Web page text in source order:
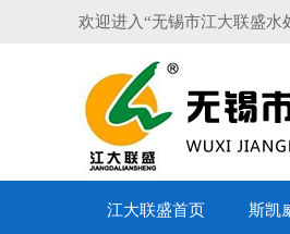
欢迎进入“无锡市江大联盛
江大联盛首页 斯凯